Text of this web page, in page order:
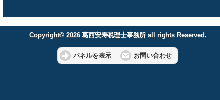
Copyright© 2026 葛西安寿税理士事務所 all rights Reserved.
パネルを表示 お問い合わせ